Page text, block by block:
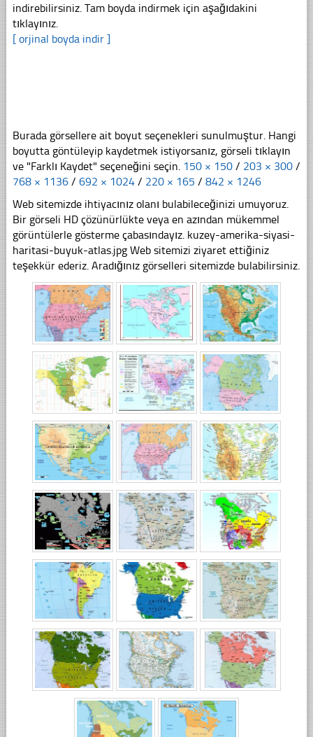
indirebilirsiniz. Tam boyda indirmek için aşağıdakini
tıklayınız.
[ orjinal boyda indir ]
Burada görsellere ait boyut seçenekleri sunulmuştur. Hangi
boyutta göntüleyip kaydetmek istiyorsanız, görseli tıklayın
ve "Farklı Kaydet" seçeneğini seçin. 150 × 150 / 203 × 300 /
768 × 1136 / 692 × 1024 / 220 × 165 / 842 × 1246
Web sitemizde ihtiyacınız olanı bulabileceğinizi umuyoruz.
Bir görseli HD çözünürlükte veya en azından mükemmel
görüntülerle gösterme çabasındayız. kuzey-amerika-siyasi-
haritasi-buyuk-atlas.jpg Web sitemizi ziyaret ettiğiniz
teşekkür ederiz. Aradığınız görselleri sitemizde bulabilirsiniz.